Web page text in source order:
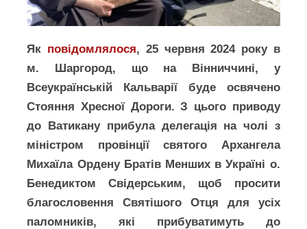
Як повідомлялося, 25 червня 2024 року в
м. Шаргород, що на Вінниччині, у
Всеукраїнській Кальварії буде освячено
Стояння Хресної Дороги. З цього приводу
до Ватикану прибула делегація на чолі з
міністром провінції святого Архангела
Михаїла Ордену Братів Менших в Україні о.
Бенедиктом Свідерським, щоб просити
благословення Святішого Отця для усіх
паломників, які прибуватимуть до